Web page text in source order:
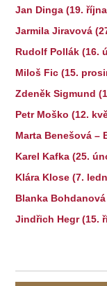
Jan Dinga (19.
Jarmila Jiravová
Rudolf Pollák (16.
Miloš Fic (15.
Zdeněk Sigmund
Petr Moško (12.
Marta Benešová –
Karel Kafka (25.
Klára Klose (7.
Blanka
Jindřich Hegr (15.